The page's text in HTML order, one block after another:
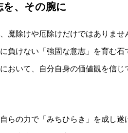
、その腕に
魔除けや厄除けだけではありま
に負けない「強固な意志」を育む
おいて、自分自身の価値観を信
らの力で「みちひらき」を成し